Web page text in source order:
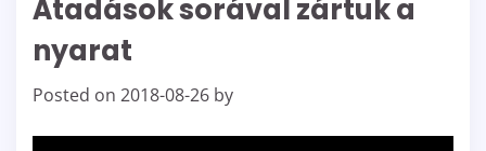
Átadások sorával zártuk a
nyarat
Posted on 2018-08-26 by